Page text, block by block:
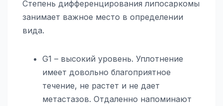
Степень дифференцирования липосаркомы
занимает важное место в определении
вида.
G1 – высокий уровень. Уплотнение
имеет довольно благоприятное
течение, не растет и не дает
метастазов. Отдаленно напоминают